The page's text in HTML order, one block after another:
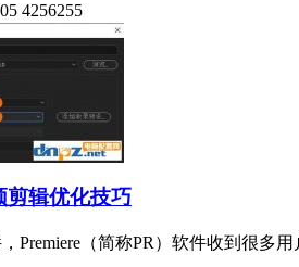
4256255
辑优化技巧
Premiere（简称PR）软件收到很多